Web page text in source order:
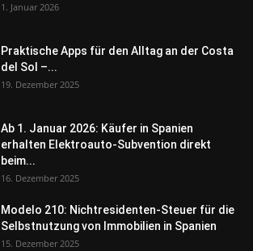
1. Januar 2026
Praktische Apps für den Alltag an der Costa
del Sol –...
19. Dezember 2025
Ab 1. Januar 2026: Käufer in Spanien
erhalten Elektroauto-Subvention direkt
beim...
16. Dezember 2025
Modelo 210: Nichtresidenten-Steuer für die
Selbstnutzung von Immobilien in Spanien
15. Dezember 2025